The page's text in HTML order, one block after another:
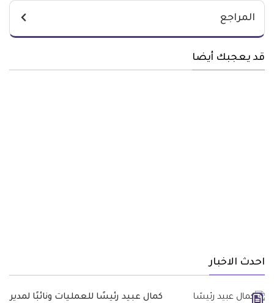
المراجع
قد يعجبك أيضا
احدث الاخبار
كمال عبيد رئيسًا للعمليات ونائبًا لمدير